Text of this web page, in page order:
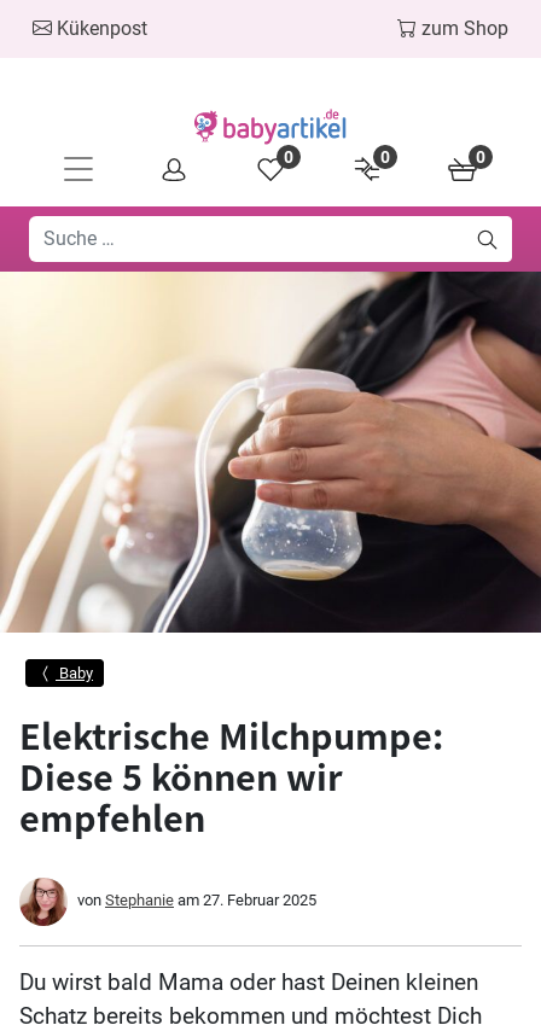
Kükenpost zum Shop
0
0
0
Baby
Elektrische Milchpumpe:
Diese 5 können wir
empfehlen
von Stephanie am 27. Februar 2025
Du wirst bald Mama oder hast Deinen kleinen
Schatz bereits bekommen und möchtest Dich